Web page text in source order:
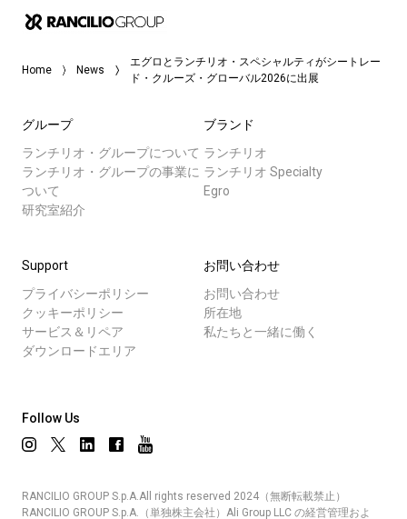
Home News
エグロとランチリオ・スペシャルティがシートレー
ド・クルーズ・グローバル2026に出展
グループ
ランチリオ・グループについて
ランチリオ・グループの事業に
ついて
研究室紹介
ブランド
ランチリオ
ランチリオ Specialty
Egro
Support
プライバシーポリシー
クッキーポリシー
サービス＆リペア
ダウンロードエリア
お問い合わせ
お問い合わせ
所在地
私たちと一緒に働く
Follow Us
RANCILIO GROUP S.p.A.All rights reserved 2024（無断転載禁止）
RANCILIO GROUP S.p.A.（単独株主会社）Ali Group LLC の経営管理およ